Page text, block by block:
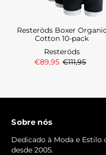
Resteröds Boxer
Cotton 10-pack
Resteröds
€89,95 €111,95
Sobre nós
Dedicado à Moda e Estilo
desde 2005.